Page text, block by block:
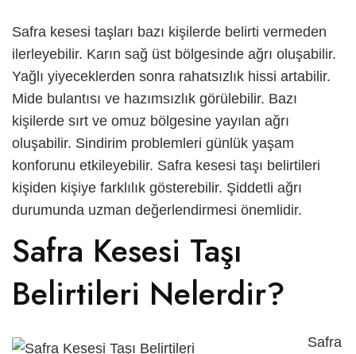
English
العربية
Safra kesesi taşları bazı kişilerde belirti vermeden
ilerleyebilir. Karın sağ üst bölgesinde ağrı oluşabilir.
Yağlı yiyeceklerden sonra rahatsızlık hissi artabilir.
Mide bulantısı ve hazımsızlık görülebilir. Bazı
kişilerde sırt ve omuz bölgesine yayılan ağrı
oluşabilir. Sindirim problemleri günlük yaşam
konforunu etkileyebilir. Safra kesesi taşı belirtileri
kişiden kişiye farklılık gösterebilir. Şiddetli ağrı
durumunda uzman değerlendirmesi önemlidir.
Safra Kesesi Taşı
Belirtileri Nelerdir?
Safra